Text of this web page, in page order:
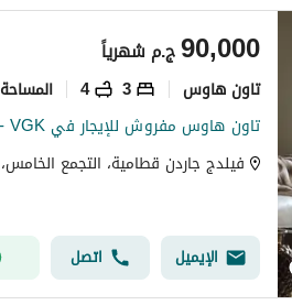
ج.م90,000 شهرياً
تاون هاوس 3
4 المساحة
تاون هاوس مفروش للإيجار في VGK - القاهره الجديده
الإيميل اتصل